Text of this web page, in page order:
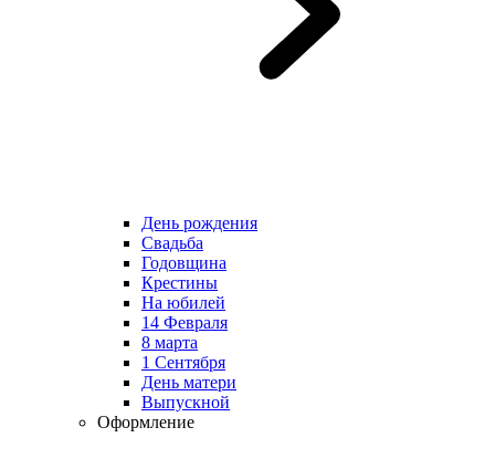
День рождения
Свадьба
Годовщина
Крестины
На юбилей
14 Февраля
8 марта
1 Сентября
День матери
Выпускной
Оформление